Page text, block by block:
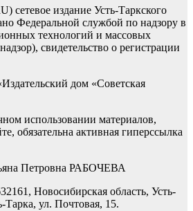
сетевое издание Усть-Таркского
Федеральной службой по надзору в
технологий и массовых
свидетельство о регистрации
дом «Советская
использовании материалов,
обязательна активная гиперссылка
Петровна РАБОЧЕВА
Новосибирская область, Усть-
Тарка, ул. Почтовая, 15.